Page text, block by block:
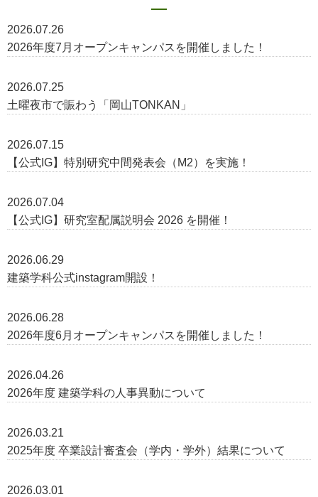
2026.07.26
2026年度7月オープンキャンパスを開催しました！
2026.07.25
土曜夜市で賑わう「岡山TONKAN」
2026.07.15
【公式IG】特別研究中間発表会（M2）を実施！
2026.07.04
【公式IG】研究室配属説明会 2026 を開催！
2026.06.29
建築学科公式instagram開設！
2026.06.28
2026年度6月オープンキャンパスを開催しました！
2026.04.26
2026年度 建築学科の人事異動について
2026.03.21
2025年度 卒業設計審査会（学内・学外）結果について
2026.03.01